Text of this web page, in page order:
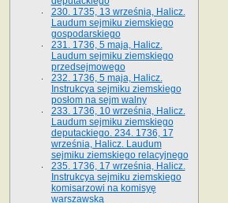
230. 1735, 13 września, Halicz.
Laudum sejmiku ziemskiego
gospodarskiego
231. 1736, 5 maja, Halicz.
Laudum sejmiku ziemskiego
przedsejmowego
232. 1736, 5 maja, Halicz.
Instrukcya sejmiku ziemskiego
posłom na sejm walny
233. 1736, 10 września, Halicz.
Laudum sejmiku ziemskiego
deputackiego. 234. 1736, 17
września, Halicz. Laudum
sejmiku ziemskiego relacyjnego
235. 1736, 17 września, Halicz.
Instrukcya sejmiku ziemskiego
komisarzowi na komisyę
warszawską